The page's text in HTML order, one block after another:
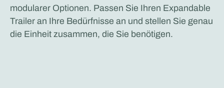
modularer Optionen. Passen Sie Ihren Expandable
Trailer an Ihre Bedürfnisse an und stellen Sie genau
die Einheit zusammen, die Sie benötigen.